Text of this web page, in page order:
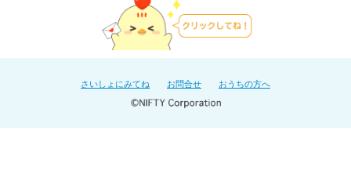
さいしょにみてね お問合せ おうちの方へ